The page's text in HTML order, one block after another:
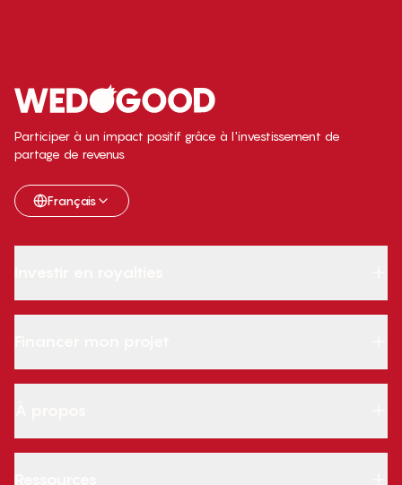
Participer à un impact positif grâce à l'investissement de
partage de revenus
Français